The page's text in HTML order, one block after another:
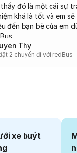
thấy đó là một cái sự
khá là tốt và em sẽ
đến bạn bè của em
Thy
2 chuyến đi với redBus
xe buýt